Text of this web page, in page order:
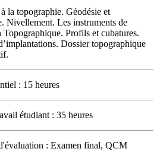
la topographie. Géodésie et
Nivellement. Les instruments de
Topographique. Profils et cubatures.
Dossier topographique
: 15 heures
étudiant : 35 heures
: Examen final, QCM